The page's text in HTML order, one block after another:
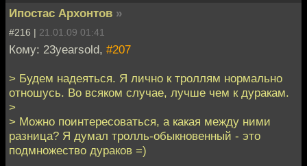
Ипостас Архонтов »
#216 | 21.01.09 01:41
Кому: 23yearsold, #207
> Будем надеяться. Я лично к троллям нормально
отношусь. Во всяком случае, лучше чем к дуракам.
>
> Можно поинтересоваться, а какая между ними
разница? Я думал тролль-обыкновенный - это
подмножество дураков =)